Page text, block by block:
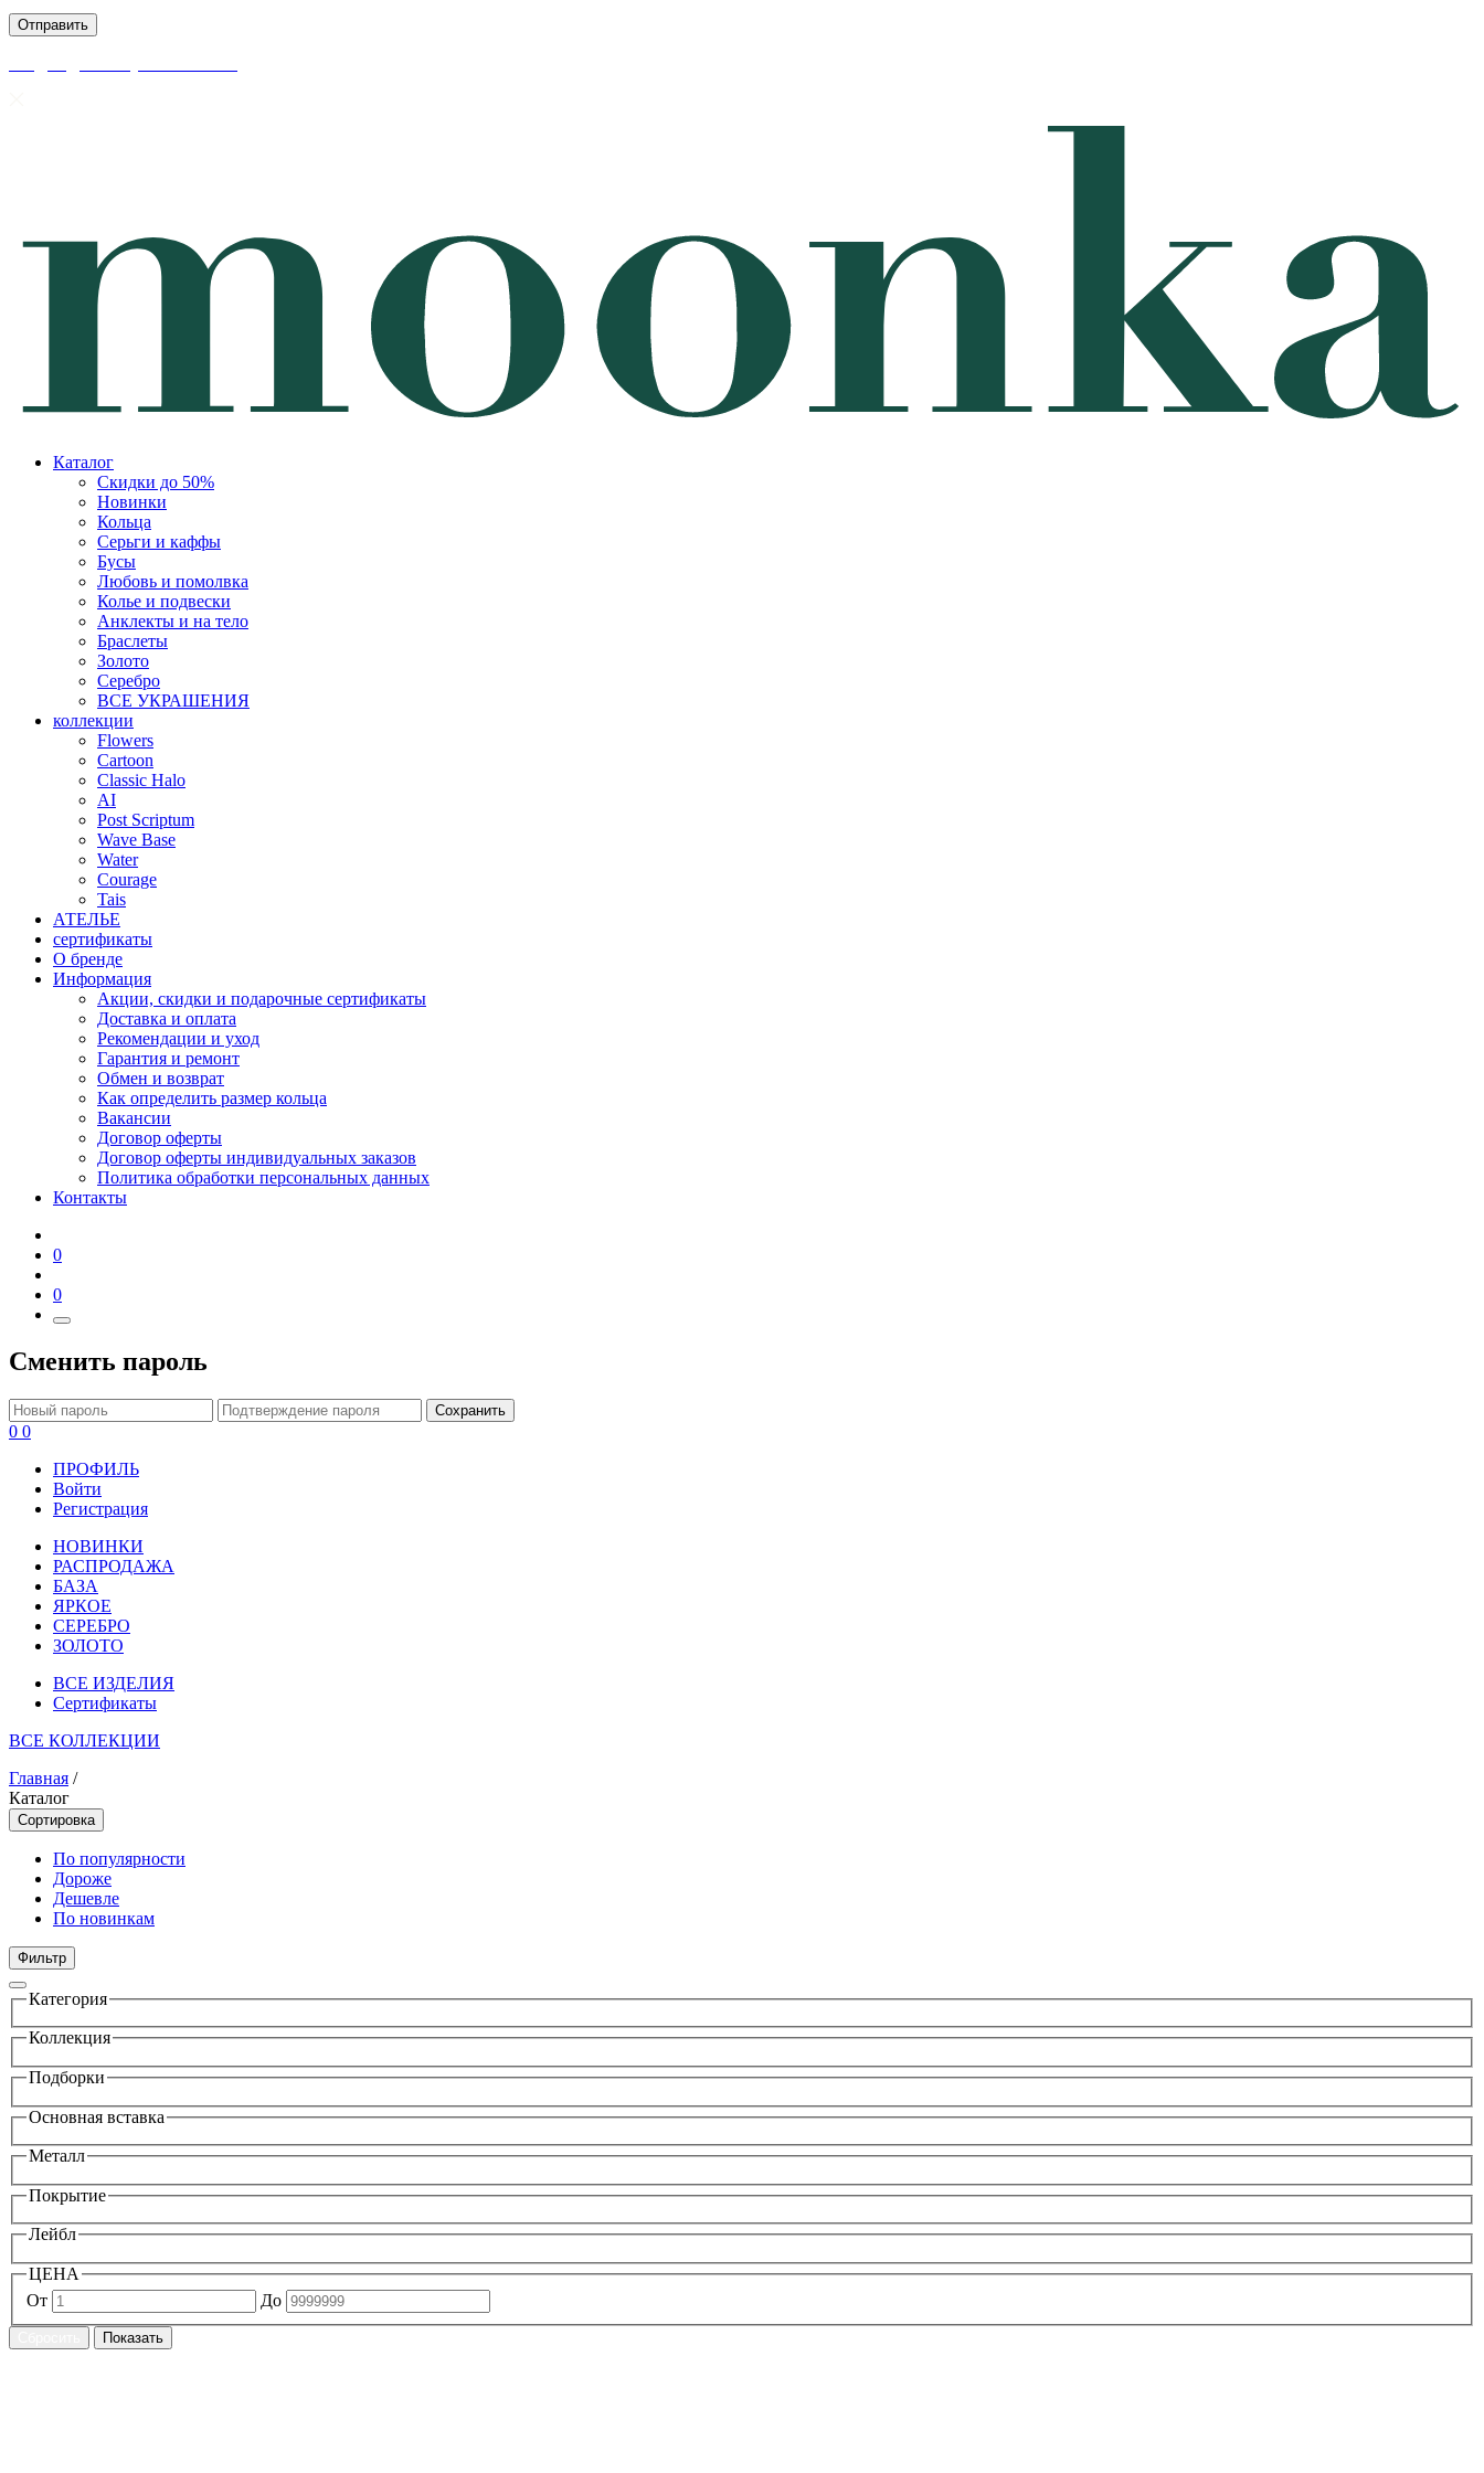
Каталог
Скидки до 50%
Новинки
Кольца
Серьги и каффы
Бусы
Любовь и помолвка
Колье и подвески
Анклекты и на тело
Браслеты
Золото
Серебро
ВСЕ УКРАШЕНИЯ
коллекции
Flowers
Cartoon
Classic Halo
AI
Post Scriptum
Wave Base
Water
Courage
Tais
АТЕЛЬЕ
сертификаты
О бренде
Информация
Акции, скидки и подарочные сертификаты
Доставка и оплата
Рекомендации и уход
Гарантия и ремонт
Обмен и возврат
Как определить размер кольца
Вакансии
Договор оферты
Договор оферты индивидуальных заказов
Политика обработки персональных данных
Контакты
0
0
Сменить пароль
Сохранить
0 0
ПРОФИЛЬ
Войти
Регистрация
НОВИНКИ
РАСПРОДАЖА
БАЗА
ЯРКОЕ
СЕРЕБРО
ЗОЛОТО
ВСЕ ИЗДЕЛИЯ
Сертификаты
ВСЕ КОЛЛЕКЦИИ
Главная /
Каталог
Сортировка
По популярности
Дороже
Дешевле
По новинкам
Фильтр
Категория
Коллекция
Подборки
Основная вставка
Металл
Покрытие
Лейбл
ЦЕНА
От
До